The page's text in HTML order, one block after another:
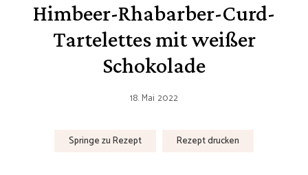
Himbeer-Rhabarber-Curd-
Tartelettes mit weißer
Schokolade
18. Mai 2022
Springe zu Rezept Rezept drucken